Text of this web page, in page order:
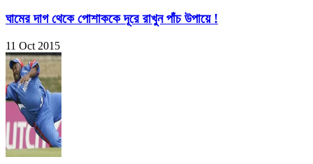
ঘামের দাগ থেকে পোশাককে দূরে রাখুন পাঁচ উপায়ে !
11 Oct 2015